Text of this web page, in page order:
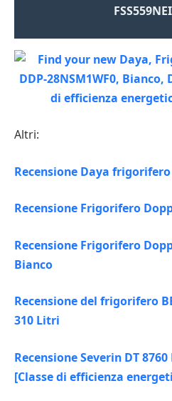
Altri:
Recensione Daya
Recensione Frigorifero
Recensione Frigorifero
Bianco
Recensione del frigorifero
310 Litri
Recensione Severin DT
[Classe di efficienza